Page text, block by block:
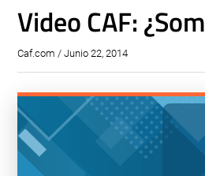
Video CAF:
Caf.com / Junio 22, 2014